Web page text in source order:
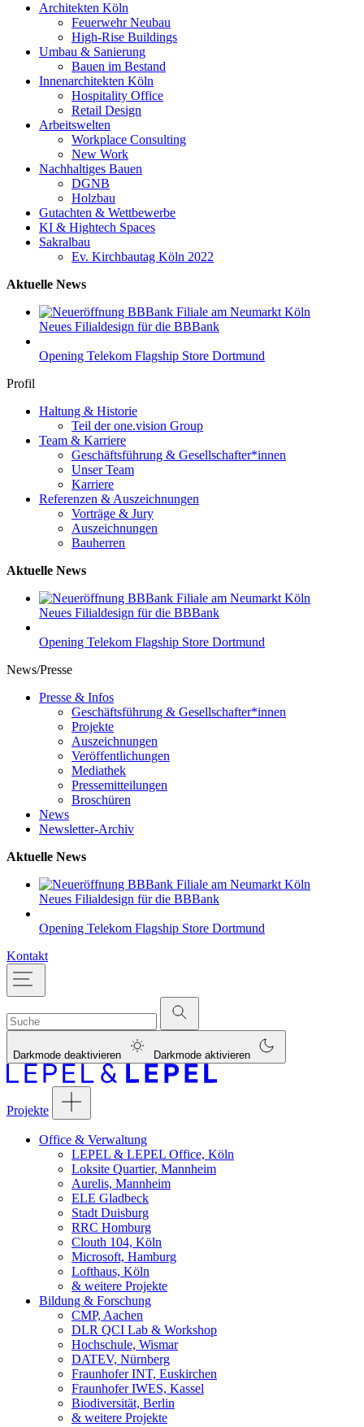
Architekten Köln
Feuerwehr Neubau
High-Rise Buildings
Umbau & Sanierung
Bauen im Bestand
Innenarchitekten Köln
Hospitality Office
Retail Design
Arbeitswelten
Workplace Consulting
New Work
Nachhaltiges Bauen
DGNB
Holzbau
Gutachten & Wettbewerbe
KI & Hightech Spaces
Sakralbau
Ev. Kirchbautag Köln 2022
Aktuelle News
Neues Filialdesign für die BBBank
Opening Telekom Flagship Store Dortmund
Profil
Haltung & Historie
Teil der one.vision Group
Team & Karriere
Geschäftsführung & Gesellschafter*innen
Unser Team
Karriere
Referenzen & Auszeichnungen
Vorträge & Jury
Auszeichnungen
Bauherren
Aktuelle News
Neues Filialdesign für die BBBank
Opening Telekom Flagship Store Dortmund
News/Presse
Presse & Infos
Geschäftsführung & Gesellschafter*innen
Projekte
Auszeichnungen
Veröffentlichungen
Mediathek
Pressemitteilungen
Broschüren
News
Newsletter-Archiv
Aktuelle News
Neues Filialdesign für die BBBank
Opening Telekom Flagship Store Dortmund
Kontakt
Darkmode deaktivieren Darkmode aktivieren
Projekte
Office & Verwaltung
LEPEL & LEPEL Office, Köln
Loksite Quartier, Mannheim
Aurelis, Mannheim
ELE Gladbeck
Stadt Duisburg
RRC Homburg
Clouth 104, Köln
Microsoft, Hamburg
Lofthaus, Köln
& weitere Projekte
Bildung & Forschung
CMP, Aachen
DLR QCI Lab & Workshop
Hochschule, Wismar
DATEV, Nürnberg
Fraunhofer INT, Euskirchen
Fraunhofer IWES, Kassel
Biodiversität, Berlin
& weitere Projekte